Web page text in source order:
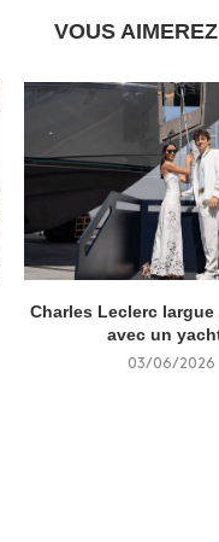
VOUS
Charles Leclerc largue
avec un
03/06/2026